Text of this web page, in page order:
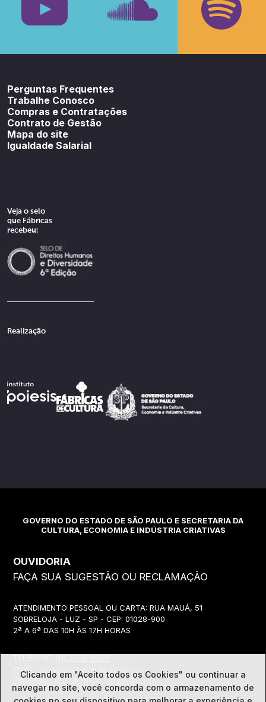
Perguntas Frequentes
Trabalhe Conosco
Compras e Contratações
Contrato de Gestão
Mapa do site
Igualdade Salarial
Veja o selo
que Fábricas
recebeu:
Realização
GOVERNO DO ESTADO DE SÃO PAULO E SECRETARIA DA
CULTURA, ECONOMIA E INDÚSTRIA CRIATIVAS
OUVIDORIA
FAÇA SUA SUGESTÃO OU RECLAMAÇÃO
ATENDIMENTO PESSOAL OU CARTA: RUA MAUÁ, 51
SOBRELOJA - LUZ - SP - CEP: 01028-900
2ª A 6ª DAS 10H ÀS 17H HORAS
EMAIL:
ouvidoria@cultura.sp.gov.br
ENDEREÇO ELETRÔNICO: clique abaixo
Clicando em "Aceito todos os Cookies" ou continuar a
navegar no site, você concorda com o armazenamento de